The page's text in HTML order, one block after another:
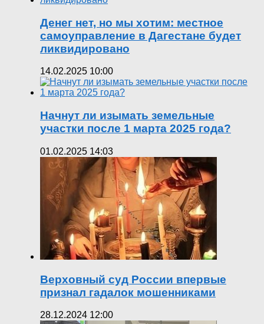
Денег нет, но мы хотим: местное
самоуправление в Дагестане будет
ликвидировано
14.02.2025 10:00
Начнут ли изымать земельные
участки после 1 марта 2025 года?
01.02.2025 14:03
Верховный суд России впервые
признал гадалок мошенниками
28.12.2024 12:00